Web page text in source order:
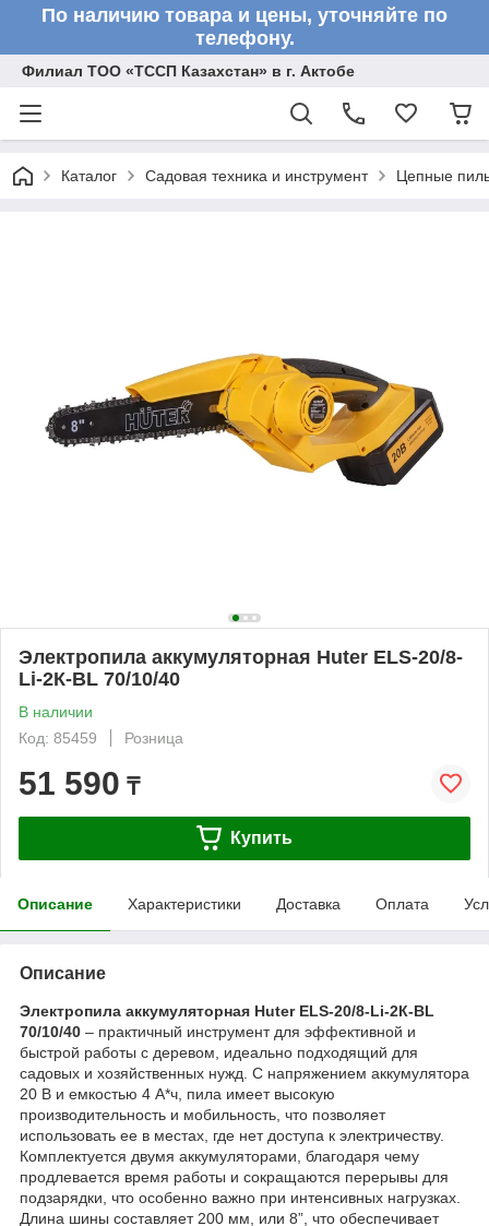
По наличию товара и цены, уточняйте по
телефону.
Филиал ТОО «ТССП Казахстан» в г. Актобе
Каталог Садовая техника и инструмент Цепные
Электропила аккумуляторная Huter ELS-20/8-
Li-2К-BL 70/10/40
В наличии
Код: 85459
Розница
51 590 ₸
Купить
Описание Характеристики Доставка Оплата
Описание
Электропила аккумуляторная Huter ELS-20/8-Li-2К-BL
70/10/40 – практичный инструмент для эффективной и
быстрой работы с деревом, идеально подходящий для
садовых и хозяйственных нужд. С напряжением аккумулятора
20 В и емкостью 4 А*ч, пила имеет высокую
производительность и мобильность, что позволяет
использовать ее в местах, где нет доступа к электричеству.
Комплектуется двумя аккумуляторами, благодаря чему
продлевается время работы и сокращаются перерывы для
подзарядки, что особенно важно при интенсивных нагрузках.
Длина шины составляет 200 мм, или 8”, что обеспечивает